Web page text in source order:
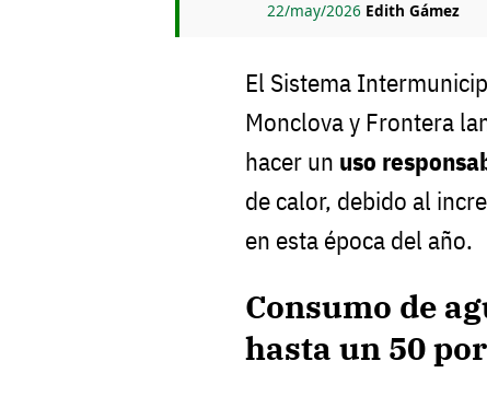
22/may/2026 Edith Gámez
El Sistema
Monclova y Frontera
hacer un uso
de calor, debido al
en esta época del año.
Consumo de
hasta un 50